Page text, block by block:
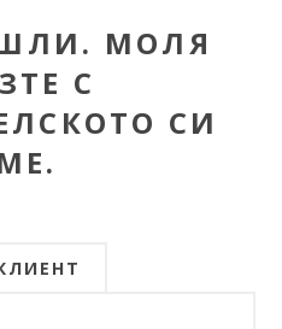
МОЛЯ
С
СИ